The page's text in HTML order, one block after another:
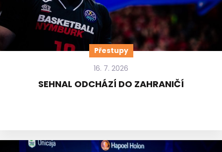
Přestupy
16. 7. 2026
SEHNAL ODCHÁZÍ DO ZAHRANIČÍ